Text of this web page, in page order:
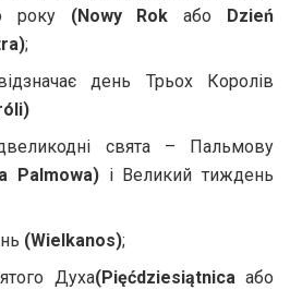
року (Nowy Rokабо Dzień
;
день Трьох Королів
свята – Пальмову
Palmowa)і Великий тиждень
(Wielkanos);
Духа(Pięćdziesiątnicaабо